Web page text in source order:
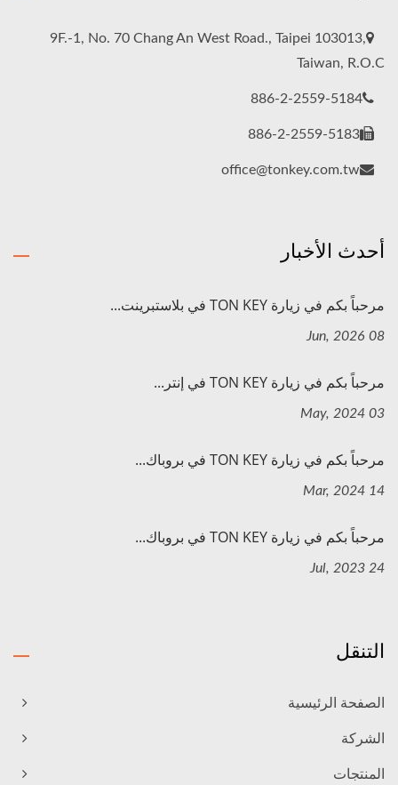
9F.-1, No. 70 Chang An West Road., Taipei 103013,
Taiwan, R.O.C
886-2-2559-5184
886-2-2559-5183
office@tonkey.com.tw
أحدث الأخبار
مرحباً بكم في زيارة TON KEY في بلاستبرينت...
08 Jun, 2026
مرحباً بكم في زيارة TON KEY في إنتر...
03 May, 2024
مرحباً بكم في زيارة TON KEY في بروباك...
14 Mar, 2024
مرحباً بكم في زيارة TON KEY في بروباك...
24 Jul, 2023
التنقل
الصفحة الرئيسية
الشركة
المنتجات